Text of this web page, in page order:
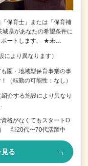
保育士」または「保育補
県があなたの希望条件に
ートします。 ★未…
より異なります）
園・地域型保育事業の事
転勤の可能性：なし）
介する施設により異なり
格がなくてもスタートO
） ◎20代〜70代活躍中
る